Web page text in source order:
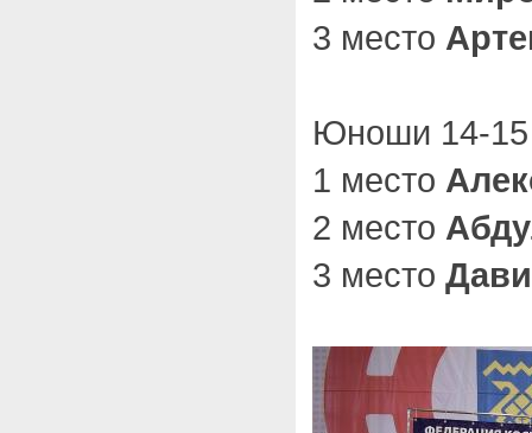
3 место
Юноши 14-15
1 место
2 место
3 место